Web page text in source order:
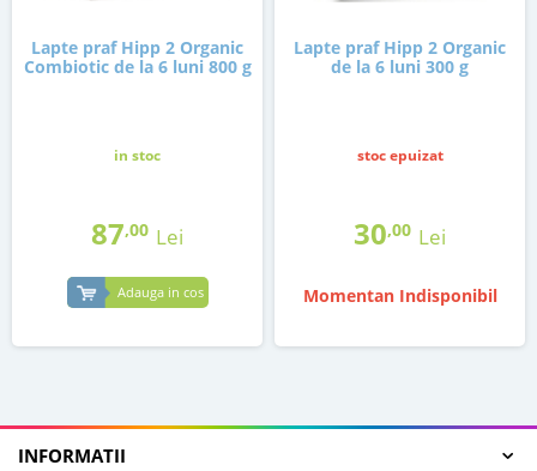
Lapte praf Hipp 2 Organic
Combiotic de la 6 luni 800 g
in stoc
87,00 Lei
Adauga in cos
Lapte praf Hipp 2 Organic
de la 6 luni 300 g
stoc epuizat
30,00 Lei
Momentan Indisponibil
INFORMATII